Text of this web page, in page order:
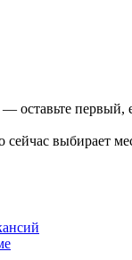
оставьте первый,
сейчас выбирает